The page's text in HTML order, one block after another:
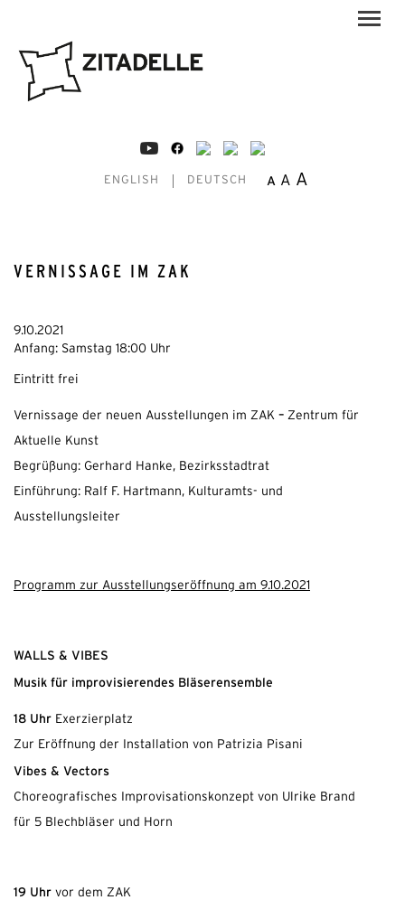
ENGLISH DEUTSCH A A A
VERNISSAGE IM ZAK
9.10.2021
Anfang: Samstag 18:00 Uhr
Eintritt frei
Vernissage der neuen Ausstellungen im ZAK – Zentrum für
Aktuelle Kunst
Begrüßung: Gerhard Hanke, Bezirksstadtrat
Einführung: Ralf F. Hartmann, Kulturamts- und
Ausstellungsleiter
Programm zur Ausstellungseröffnung am 9.10.2021
WALLS & VIBES
Musik für improvisierendes Bläserensemble
18 Uhr Exerzierplatz
Zur Eröffnung der Installation von Patrizia Pisani
Vibes & Vectors
Choreografisches Improvisationskonzept von Ulrike Brand
für 5 Blechbläser und Horn
19 Uhr vor dem ZAK